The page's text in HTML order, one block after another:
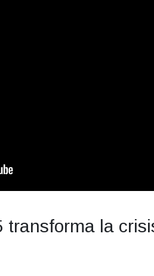
transforma la